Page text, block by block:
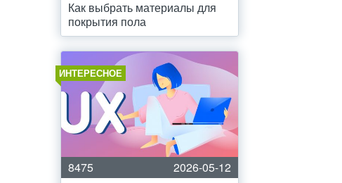
Как выбрать материалы для
покрытия пола
ИНТЕРЕСНОЕ
8475
2026-05-12